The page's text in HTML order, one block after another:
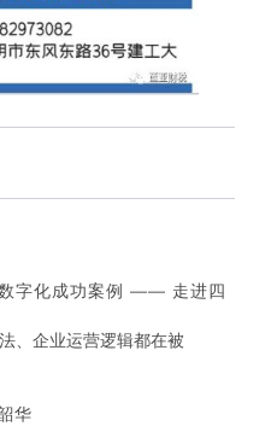
字化成功案例 —— 走进四
、企业运营逻辑都在被
华